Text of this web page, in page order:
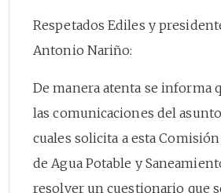
Respetados Ediles y
Antonio Nariño:
De manera atenta se informa
las comunicaciones del
cuales solicita a esta
de Agua Potable y
resolver un cuestionario que